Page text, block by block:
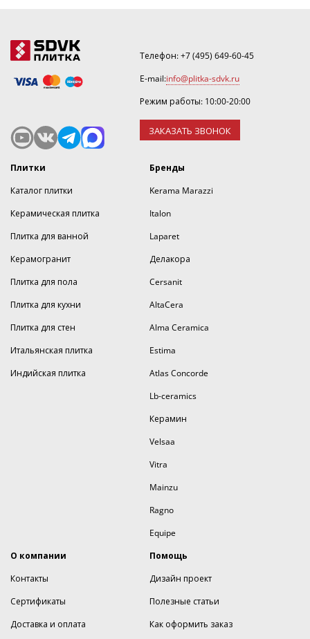
Телефон:+7 (495) 649-60-45
E-mail:info@plitka-sdvk.ru
Режим работы: 10:00-20:00
ЗАКАЗАТЬ ЗВОНОК
Плитки
Каталог плитки
Керамическая плитка
Плитка для ванной
Керамогранит
Плитка для пола
Плитка для кухни
Плитка для стен
Итальянская плитка
Индийская плитка
Бренды
Kerama Marazzi
Italon
Laparet
Делакора
Cersanit
AltaCera
Alma Ceramica
Estima
Atlas Concorde
Lb-ceramics
Керамин
Velsaa
Vitra
Mainzu
Ragno
Equipe
О компании
Контакты
Сертификаты
Доставка и оплата
Помощь
Дизайн проект
Полезные статьи
Как оформить заказ